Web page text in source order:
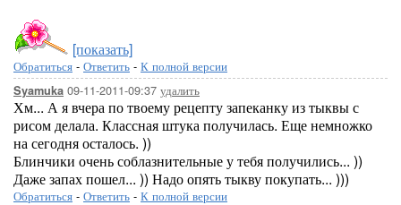
[показать]
Обратиться - Ответить - К полной версии
Syamuka 09-11-2011-09:37 удалить
Хм... А я вчера по твоему рецепту запеканку из тыквы с
рисом делала. Классная штука получилась. Еще немножко
на сегодня осталось. ))
Блинчики очень соблазнительные у тебя получились... ))
Даже запах пошел... )) Надо опять тыкву покупать... )))
Обратиться - Ответить - К полной версии